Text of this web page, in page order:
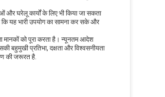
घरेलू कार्यों के लिए भी किया जा सकता
यह भारी उपयोग का सामना कर सके और
मानकों को पूरा करता है। न्यूनतम आदेश
बहुमुखी प्रतिभा, दक्षता और विश्वसनीयता
की जरूरत है.